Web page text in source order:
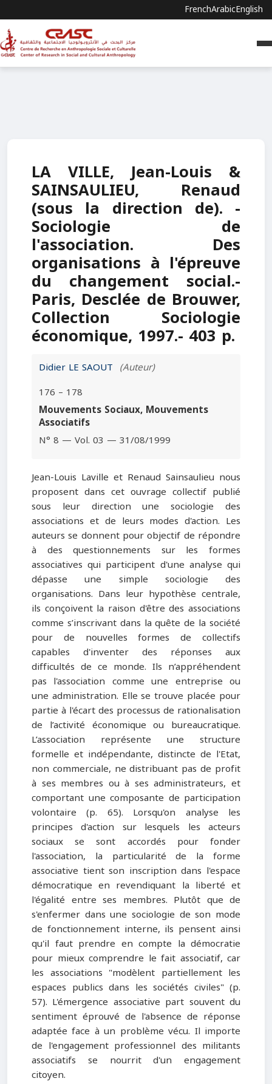
FrenchArabicEnglish
LA VILLE, Jean-Louis &
SAINSAULIEU, Renaud
(sous la direction de). -
Sociologie de
l'association. Des
organisations à l'épreuve
du changement social.-
Paris, Desclée de Brouwer,
Collection Sociologie
économique, 1997.- 403 p.
Didier LE SAOUT (Auteur)
176 – 178
Mouvements Sociaux, Mouvements
Associatifs
N° 8 — Vol. 03 — 31/08/1999
Jean-Louis Laville et Renaud Sainsaulieu nous
proposent dans cet ouvrage collectif publié
sous leur direction une sociologie des
associations et de leurs modes d'action. Les
auteurs se donnent pour objectif de répondre
à des questionnements sur les formes
associatives qui participent d'une analyse qui
dépasse une simple sociologie des
organisations. Dans leur hypothèse centrale,
ils conçoivent la raison d'être des associations
comme s’inscrivant dans la quête de la société
pour de nouvelles formes de collectifs
capables d'inventer des réponses aux
difficultés de ce monde. Ils n’appréhendent
pas l'association comme une entreprise ou
une administration. Elle se trouve placée pour
partie à l'écart des processus de rationalisation
de l’activité économique ou bureaucratique.
L’association représente une structure
formelle et indépendante, distincte de l'Etat,
non commerciale, ne distribuant pas de profit
à ses membres ou à ses administrateurs, et
comportant une composante de participation
volontaire (p. 65). Lorsqu'on analyse les
principes d'action sur lesquels les acteurs
sociaux se sont accordés pour fonder
l'association, la particularité de la forme
associative tient son inscription dans l'espace
démocratique en revendiquant la liberté et
l'égalité entre ses membres. Plutôt que de
s'enfermer dans une sociologie de son mode
de fonctionnement interne, ils pensent ainsi
qu'il faut prendre en compte la démocratie
pour mieux comprendre le fait associatif, car
les associations "modèlent partiellement les
espaces publics dans les sociétés civiles" (p.
57). L'émergence associative part souvent du
sentiment éprouvé de l'absence de réponse
adaptée face à un problème vécu. Il importe
de l'engagement professionnel des militants
associatifs se nourrit d'un engagement
citoyen.